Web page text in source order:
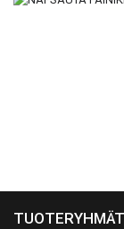
TUOTERYHMÄT